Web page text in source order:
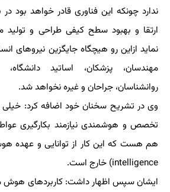
ندارد چونكه این فناوری قادر خواهد بود
ارتقا و بهبود سطح كیفی طراحی و
نماید ازاین رو هیچگاه جایگزین
مهندسان، پزشكان، اساتید دانشگاه،
روانشناسان، جراحان و غیره نخواهد شد.
وی در تشریح سخنان خود اضافه كرد: خیلی
تخصص و هوشمندی نیازمند بكارگیری
intelligence) خارج است.
ایشان سپس اظهار داشت: كاربردهای هوش